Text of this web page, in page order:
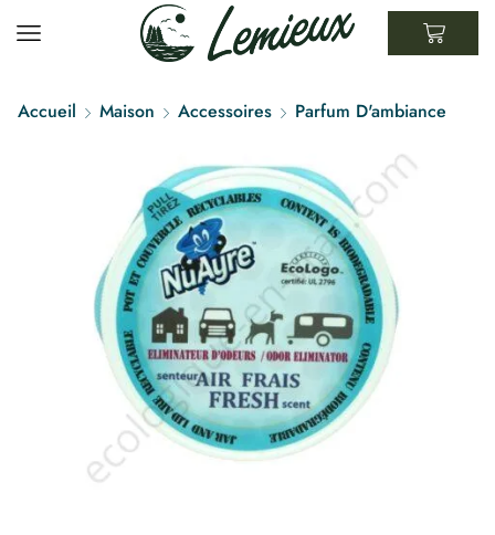
Accueil Maison Accessoires Parfum D'ambiance